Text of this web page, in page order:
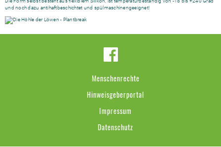
und noch dazu antihaftbeschichtet und spülmaschinengeeignet!
Menschenrechte
Hinweisgeberportal
Impressum
Datenschutz